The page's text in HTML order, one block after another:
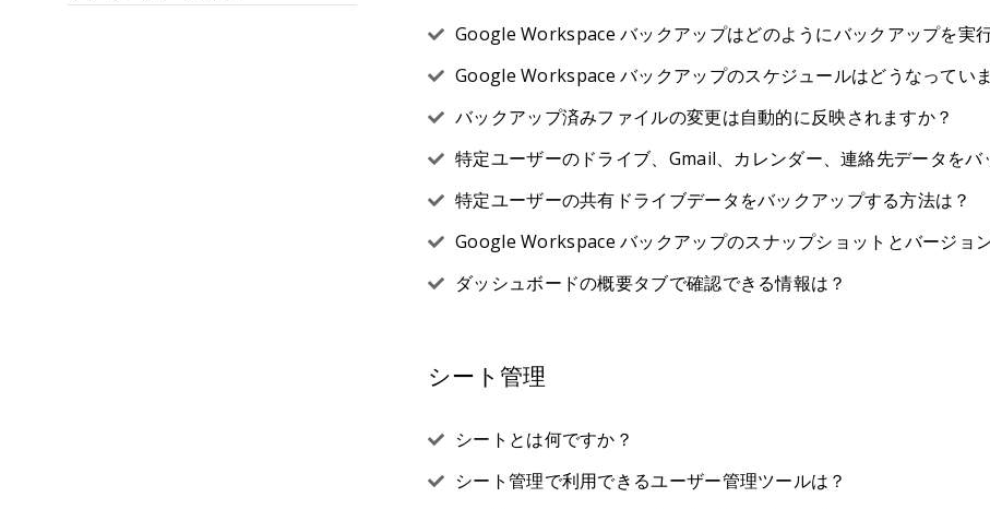
Google Workspace バックアップはどのようにバックアップを実
Google Workspace バックアップのスケジュールはどうなってい
バックアップ済みファイルの変更は自動的に反映されますか？
特定ユーザーのドライブ、Gmail、カレンダー、連絡先データをバ
特定ユーザーの共有ドライブデータをバックアップする方法は？
Google Workspace バックアップのスナップショットとバージョ
ダッシュボードの概要タブで確認できる情報は？
シート管理
シートとは何ですか？
シート管理で利用できるユーザー管理ツールは？